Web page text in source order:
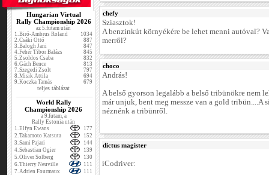
Hungarian Virtual
Rally Championship 2026
az 5.futam után
1.Biró-Ambrus Roland
1034
2.Csáki Ottó
887
3.Balogh Jani
847
4.Fehér Tibor Balázs
845
5.Zsoldos Csaba
832
6.Gách Bence
813
7.Szegedi Zsolt
797
8.Misik Attila
694
9.Koczka Tamás 679
teljes táblázat
World Rally
Championship 2026
a 9.futam, a
Rally Estonia után
1.Elfyn Ewans
177
2.Takamoto Katsuta
152
3.Sami Pajari
144
4.Sebastian Ogier
139
5.Oliver Solberg
130
6.Thierry Neuville
111
7.Adrien Fourmaux
111
chefy
Sziasztok!
A benzinkút környékére be lehet menni autóval?
merről?
choco
András!
A belső gyorson legalább a belső tribünökre nem
már unjuk, bent meg messze van a gold tribün....A
néznénk a tribünről.
dictus magister
iCodriver: